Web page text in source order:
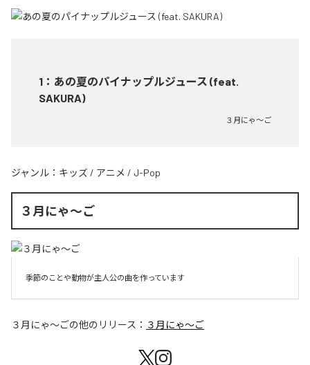
1 ： あの夏のパイナップルジュース (feat.
SAKURA)
３月にゃ〜ご
ジャンル： キッズ / アニメ / J-Pop
３月にゃ〜ご
季節のことや動物が主人公の曲を作っています
３月にゃ〜ごの他のリリース： ３月にゃ〜ご